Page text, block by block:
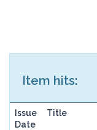
Item hits:
Issue
Date
Title